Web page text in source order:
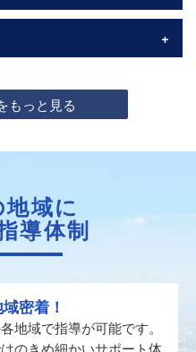
もっと見る
地域に
導体制
密着！
地域で指導が可能です。
のきめ細かいサポート体